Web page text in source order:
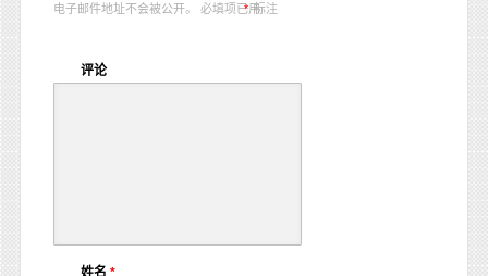
电子邮件地址不会被公开。 必填项已用
* 标注
评论
姓名 *